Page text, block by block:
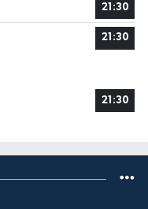
21:30
21:30
21:30